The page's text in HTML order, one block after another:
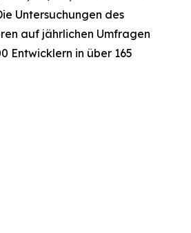
Untersuchungen des
auf jährlichen Umfragen
Entwicklern in über 165